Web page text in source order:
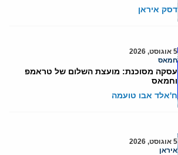
דסק איראן
5 אוגוסט, 2026
חמאס
עסקה מסוכנת: מועצת השלום של טראמפ
וחמאס
ח'אלד אבו טועמה
5 אוגוסט, 2026
איראן